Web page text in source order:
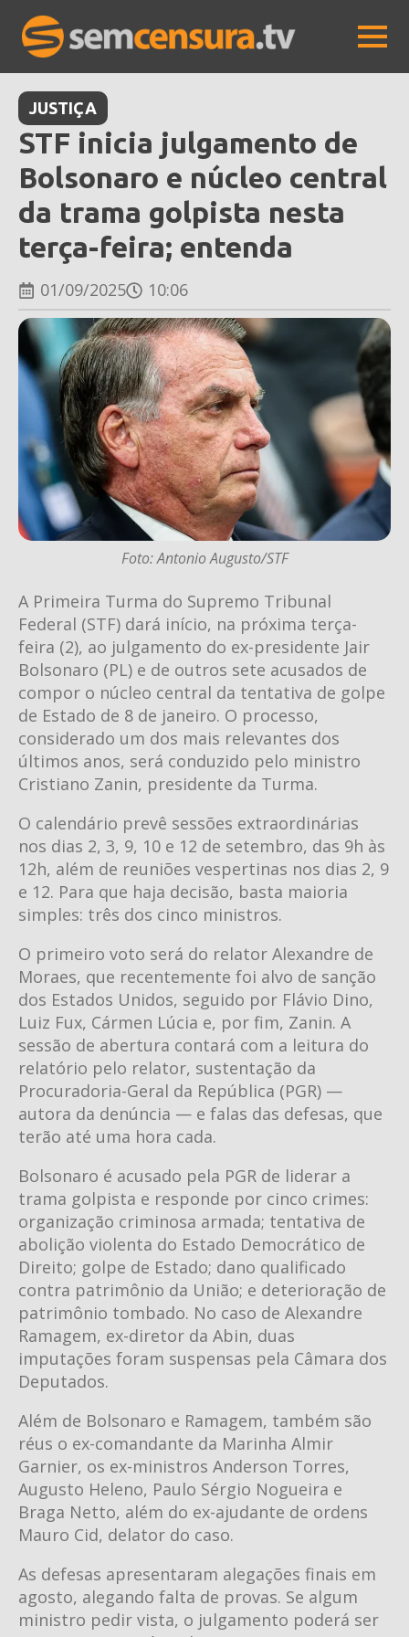
JUSTIÇA
STF inicia julgamento de
Bolsonaro e núcleo central
da trama golpista nesta
terça-feira; entenda
01/09/2025 10:06
Foto: Antonio Augusto/STF
A Primeira Turma do Supremo Tribunal
Federal (STF) dará início, na próxima terça-
feira (2), ao julgamento do ex-presidente Jair
Bolsonaro (PL) e de outros sete acusados de
compor o núcleo central da tentativa de golpe
de Estado de 8 de janeiro. O processo,
considerado um dos mais relevantes dos
últimos anos, será conduzido pelo ministro
Cristiano Zanin, presidente da Turma.
O calendário prevê sessões extraordinárias
nos dias 2, 3, 9, 10 e 12 de setembro, das 9h às
12h, além de reuniões vespertinas nos dias 2, 9
e 12. Para que haja decisão, basta maioria
simples: três dos cinco ministros.
O primeiro voto será do relator Alexandre de
Moraes, que recentemente foi alvo de sanção
dos Estados Unidos, seguido por Flávio Dino,
Luiz Fux, Cármen Lúcia e, por fim, Zanin. A
sessão de abertura contará com a leitura do
relatório pelo relator, sustentação da
Procuradoria-Geral da República (PGR) —
autora da denúncia — e falas das defesas, que
terão até uma hora cada.
Bolsonaro é acusado pela PGR de liderar a
trama golpista e responde por cinco crimes:
organização criminosa armada; tentativa de
abolição violenta do Estado Democrático de
Direito; golpe de Estado; dano qualificado
contra patrimônio da União; e deterioração de
patrimônio tombado. No caso de Alexandre
Ramagem, ex-diretor da Abin, duas
imputações foram suspensas pela Câmara dos
Deputados.
Além de Bolsonaro e Ramagem, também são
réus o ex-comandante da Marinha Almir
Garnier, os ex-ministros Anderson Torres,
Augusto Heleno, Paulo Sérgio Nogueira e
Braga Netto, além do ex-ajudante de ordens
Mauro Cid, delator do caso.
As defesas apresentaram alegações finais em
agosto, alegando falta de provas. Se algum
ministro pedir vista, o julgamento poderá ser